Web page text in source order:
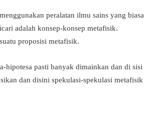
peralatan ilmu sains yang biasa
adalah konsep-konsep metafisik.
proposisi metafisik.
hipotesa pasti banyak dimainkan dan di sisi
dan disini spekulasi-spekulasi metafisik